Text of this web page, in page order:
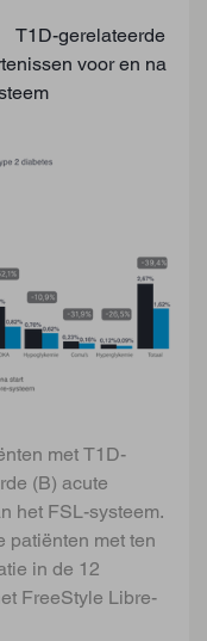
T1D-gerelateerde
voor en na
met T1D-
(B) acute
het FSL-systeem.
patiënten met ten
in de 12
FreeStyle Libre-